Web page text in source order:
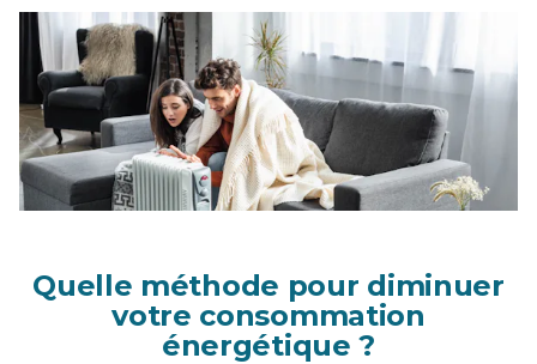
Quelle méthode pour diminuer
votre consommation
énergétique ?